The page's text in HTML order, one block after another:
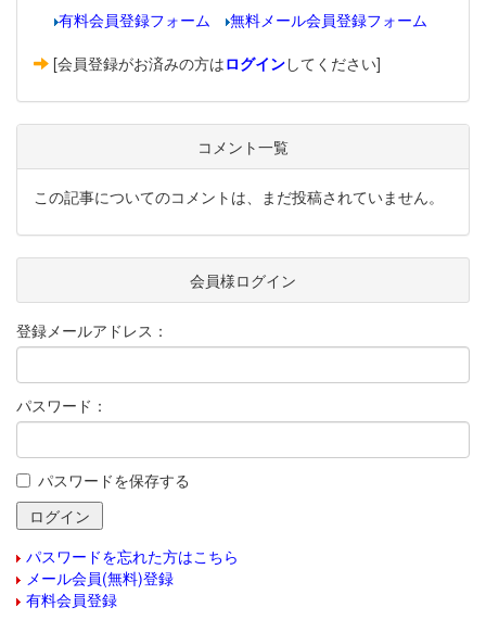
有料会員登録フォーム
無料メール会員登録フォーム
[会員登録がお済みの方はログインしてください]
コメント一覧
この記事についてのコメントは、まだ投稿されていません。
会員様ログイン
登録メールアドレス：
パスワード：
パスワードを保存する
パスワードを忘れた方はこちら
メール会員(無料)登録
有料会員登録